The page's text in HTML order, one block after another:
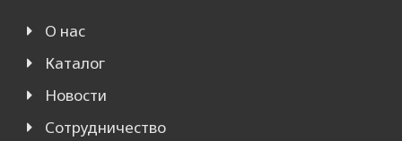
О нас
Каталог
Новости
Сотрудничество